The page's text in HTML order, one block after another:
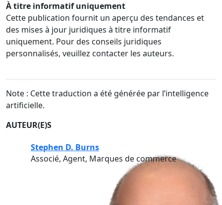
À titre informatif uniquement
Cette publication fournit un aperçu des tendances et
des mises à jour juridiques à titre informatif
uniquement. Pour des conseils juridiques
personnalisés, veuillez contacter les auteurs.
Note : Cette traduction a été générée par l’intelligence
artificielle.
AUTEUR(E)S
Stephen D. Burns
Associé, Agent, Marques de commerce